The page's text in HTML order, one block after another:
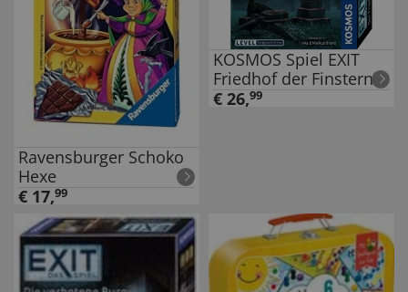
Ravensburger Schoko
Hexe
€ 17,99
KOSMOS Spiel EXIT
Friedhof der Finsternis
€ 26,99